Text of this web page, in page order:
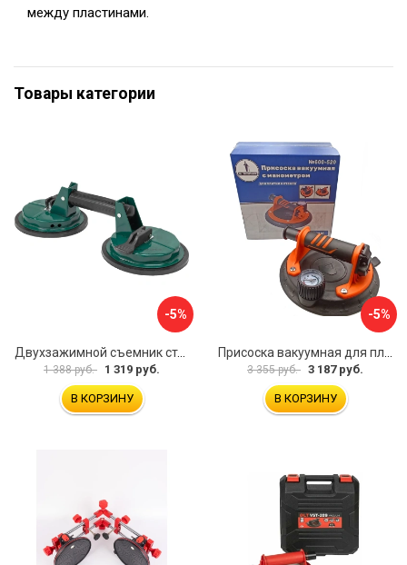
между пластинами.
Товары категории
-5%
Двухзажимной съемник стекол Rockforce RF-63404(18564)
1 388 руб. 1 319 руб.
В КОРЗИНУ
-5%
3 355 руб. 3 187 руб.
В КОРЗИНУ